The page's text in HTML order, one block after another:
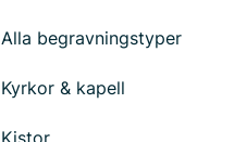
Alla begravningstyper
Kyrkor & kapell
Kistor